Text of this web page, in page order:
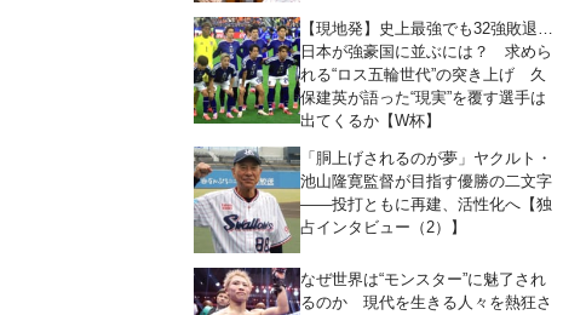
【現地発】史上最強でも32強敗退…
日本が強豪国に並ぶには？ 求めら
れる“ロス五輪世代”の突き上げ 久
保建英が語った“現実”を覆す選手は
出てくるか【W杯】
「胴上げされるのが夢」ヤクルト・
池山隆寛監督が目指す優勝の二文字
――投打ともに再建、活性化へ【独
占インタビュー（2）】
なぜ世界は“モンスター”に魅了され
るのか 現代を生きる人々を熱狂さ